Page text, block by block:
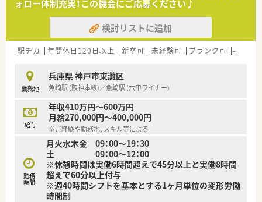
す。
■地域住民の健康を支えることを第一に考えており、小規模なら
ではの風通しの良さと、柔軟な意思決定が可能な組織体制が特徴
です。
■転居を伴うような無理な異動が発生しないため、地元で長く働
ます。
【勤務実態について】
■平日は9時から19時までの開局となっており、土曜日は13時ま
での勤務となるため、週末の時間を有効に活用できるシフト構成
です。
■複数名体制での勤務が基本となるため、急な体調不良や家庭の
事情などが発生した際にも、お互いにフォローし合える環境が整
っています。
■週休2.5日以上を確保できる体制となっており、ワークライフ
バランスを重視しながら無理なく長期的に就業を継続すること
が可能です。
ォロー体制充実！この機会にご応募ください♪
検討リストに追加
駅チカ 年間休日120日以上 新卒可 未経験可 ブランク可 転勤な
勤務地
兵庫県 神戸市東灘区
魚崎駅 (阪神本線)／魚崎駅 (六甲ライナー)
給与
年収410万円～600万円
月給270,000円～400,000円
※ご経験や勤務地、スキル等による
勤務
時間
月火水木金 09：00～19：30
土 09：00～12：00
※休憩時間は実働6時間超えで45分以上と実働8時間
超えで60分以上付与
※週40時間シフトを基本とする1ヶ月単位の変形労働
時間制